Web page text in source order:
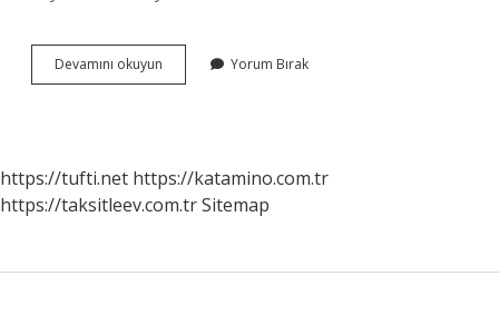
Devamını okuyun
Kapmak
Yorum Bırak
https://tufti.net https://katamino.com.tr
https://taksitleev.com.trSitemap